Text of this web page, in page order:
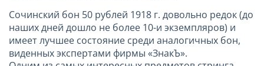
Сочинский бон 50 рублей 1918 г. довольно редок (до
наших дней дошло не более 10-и экземпляров) и
имеет лучшее состояние среди аналогичных бон,
виденных экспертами фирмы «ЗнакЪ».